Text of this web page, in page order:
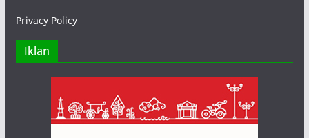
Privacy Policy
Iklan